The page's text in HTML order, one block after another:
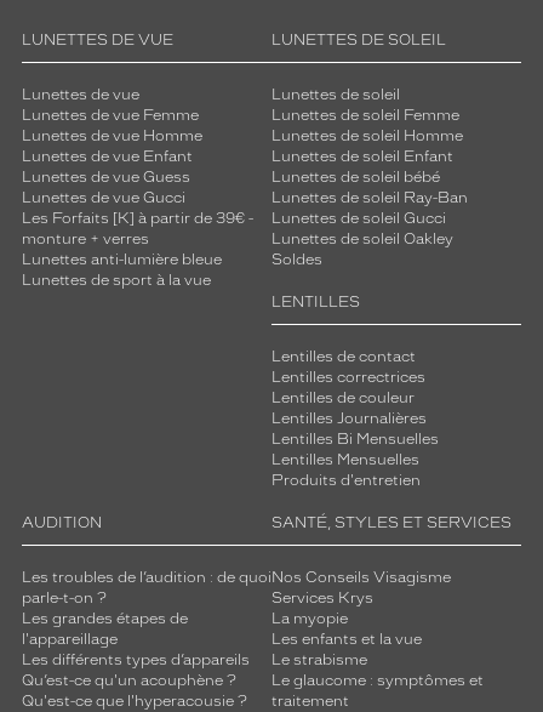
LUNETTES DE VUE
Lunettes de vue
Lunettes de vue Femme
Lunettes de vue Homme
Lunettes de vue Enfant
Lunettes de vue Guess
Lunettes de vue Gucci
Les Forfaits [K] à partir de 39€ -
monture + verres
Lunettes anti-lumière bleue
Lunettes de sport à la vue
LUNETTES DE SOLEIL
Lunettes de soleil
Lunettes de soleil Femme
Lunettes de soleil Homme
Lunettes de soleil Enfant
Lunettes de soleil bébé
Lunettes de soleil Ray-Ban
Lunettes de soleil Gucci
Lunettes de soleil Oakley
Soldes
LENTILLES
Lentilles de contact
Lentilles correctrices
Lentilles de couleur
Lentilles Journalières
Lentilles Bi Mensuelles
Lentilles Mensuelles
Produits d'entretien
AUDITION
Les troubles de l’audition : de quoi
parle-t-on ?
Les grandes étapes de
l'appareillage
Les différents types d’appareils
Qu’est-ce qu'un acouphène ?
Qu'est-ce que l'hyperacousie ?
SANTÉ, STYLES ET SERVICES
Nos Conseils Visagisme
Services Krys
La myopie
Les enfants et la vue
Le strabisme
Le glaucome : symptômes et
traitement